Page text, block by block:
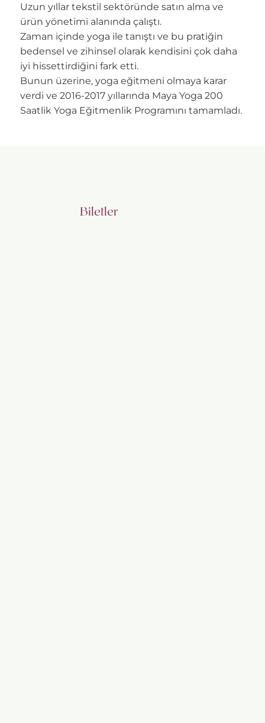
Uzun yıllar tekstil sektöründe satın alma ve
ürün yönetimi alanında çalıştı.
Zaman içinde yoga ile tanıştı ve bu pratiğin
bedensel ve zihinsel olarak kendisini çok daha
iyi hissettirdiğini fark etti.
Bunun üzerine, yoga eğitmeni olmaya karar
verdi ve 2016-2017 yıllarında Maya Yoga 200
Saatlik Yoga Eğitmenlik Programını tamamladı.
Biletler